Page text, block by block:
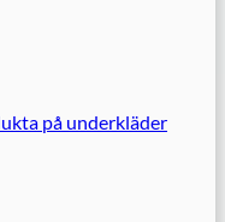
på underkläder